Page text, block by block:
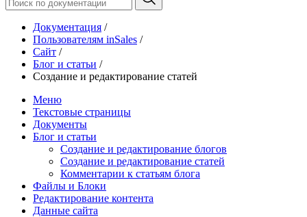
Документация /
Пользователям inSales /
Сайт /
Блог и статьи /
Создание и редактирование статей
Меню
Текстовые страницы
Документы
Блог и статьи
Создание и редактирование блогов
Создание и редактирование статей
Комментарии к статьям блога
Файлы и Блоки
Редактирование контента
Данные сайта